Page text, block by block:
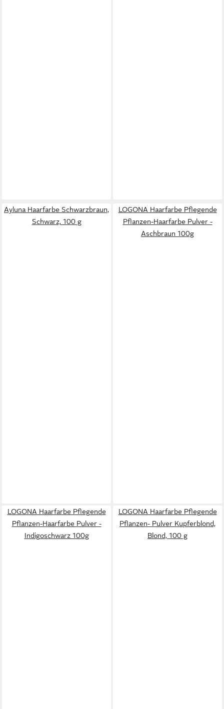
Ayluna Haarfarbe Schwarzbraun,
Schwarz, 100 g
LOGONA Haarfarbe Pflegende
Pflanzen-Haarfarbe Pulver -
Aschbraun 100g
LOGONA Haarfarbe Pflegende
Pflanzen-Haarfarbe Pulver -
Indigoschwarz 100g
LOGONA Haarfarbe Pflegende
Pflanzen- Pulver Kupferblond,
Blond, 100 g